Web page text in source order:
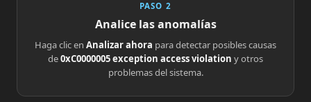
PASO 2
Analice las anomalías
Haga clic en Analizar ahora para detectar posibles causas
de0xC0000005 exception access violation y otros
problemas del sistema.